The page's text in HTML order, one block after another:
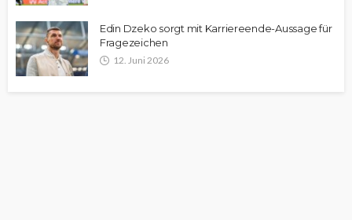
Edin Dzeko sorgt mit Karriereende-Aussage für
Fragezeichen
12. Juni 2026